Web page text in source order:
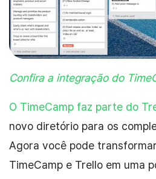
Confira a integração do
O TimeCamp faz parte do
novo diretório para os
Agora você pode
TimeCamp e Trello em uma